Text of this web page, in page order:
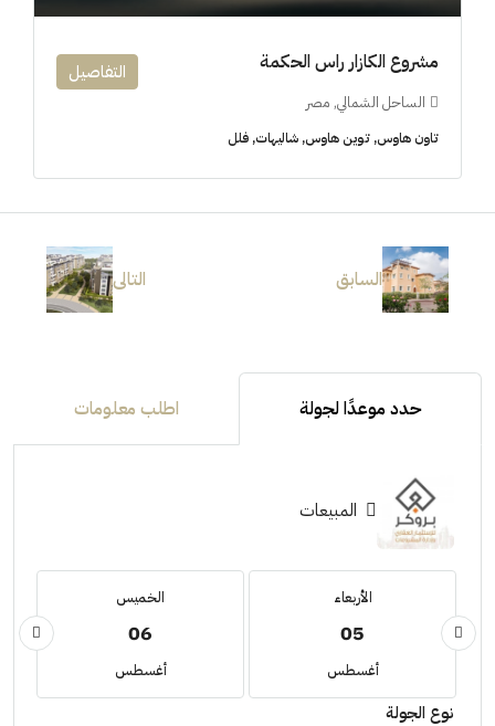
مشروع الكازار راس الحكمة
الساحل الشمالي, مصر
تاون هاوس, توين هاوس, شاليهات, فلل
التفاصيل
السابق التالى
حدد موعدًا لجولة اطلب معلومات
المبيعات
الأربعاء
05
أغسطس
الخميس
06
أغسطس
نوع الجولة